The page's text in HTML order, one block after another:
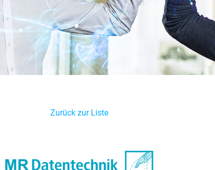
Zurück zur Liste